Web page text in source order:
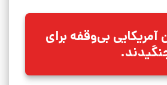
بی‌وقفه برای